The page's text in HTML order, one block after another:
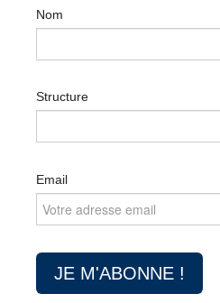
Nom
Structure
Email